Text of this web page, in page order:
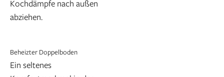
Kochdämpfe nach außen
abziehen.
Beheizter Doppelboden
Ein seltenes